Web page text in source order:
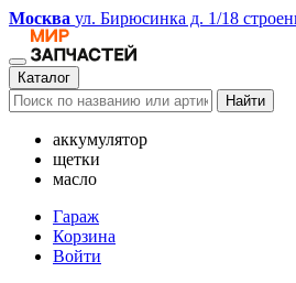
Москва ул. Бирюсинка д. 1/18
Каталог
Найти
аккумулятор
щетки
масло
Гараж
Корзина
Войти